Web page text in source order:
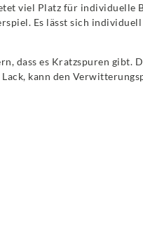
viel Platz für individuelle
Es lässt sich
dass es Kratzspuren gibt.
kann den